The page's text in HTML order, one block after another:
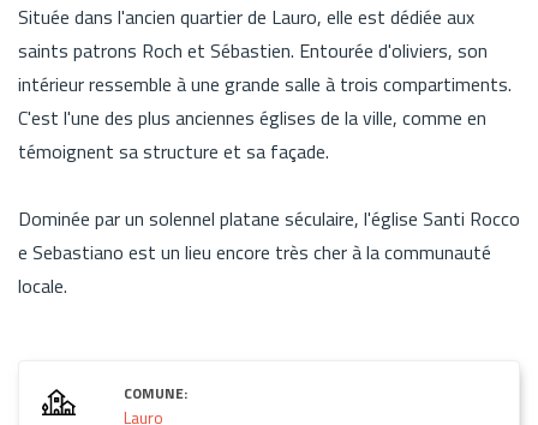
Située dans l'ancien quartier de Lauro, elle est dédiée aux
saints patrons Roch et Sébastien. Entourée d'oliviers, son
intérieur ressemble à une grande salle à trois compartiments.
C'est l'une des plus anciennes églises de la ville, comme en
témoignent sa structure et sa façade.
Dominée par un solennel platane séculaire, l'église Santi Rocco
e Sebastiano est un lieu encore très cher à la communauté
locale.
COMUNE:
Lauro